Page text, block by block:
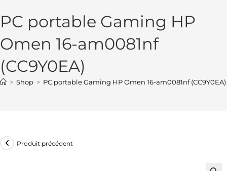
PC portable Gaming HP
Omen 16-am0081nf
(CC9Y0EA)
> Shop > PC portable Gaming HP Omen 16-am0081nf (CC9Y0EA)
Produit précédent